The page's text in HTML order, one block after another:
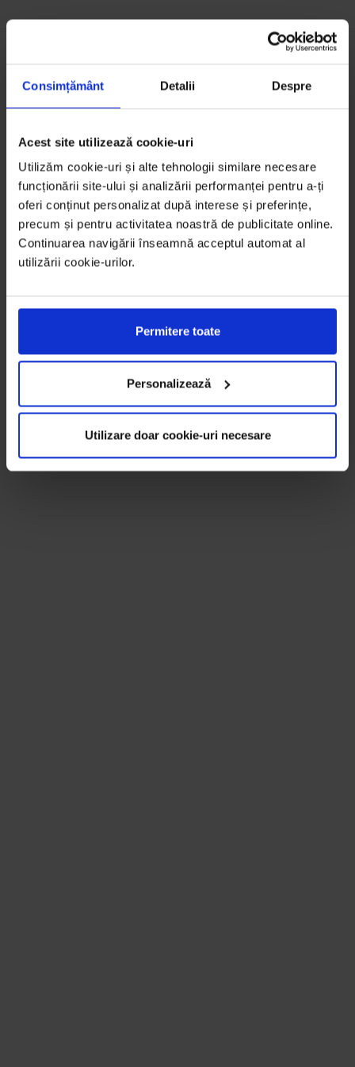
Consimțământ Detalii Despre
Acest site utilizează cookie-uri
Utilizăm cookie-uri și alte tehnologii similare necesare
funcționării site-ului și analizării performanței pentru a-ți
oferi conținut personalizat după interese și preferințe,
precum și pentru activitatea noastră de publicitate online.
Continuarea navigării înseamnă acceptul automat al
utilizării cookie-urilor.
Permitere toate
Personalizează
Utilizare doar cookie-uri necesare